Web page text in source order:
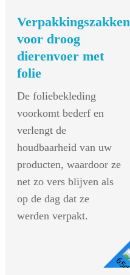
Verpakkingszakken
voor droog
dierenvoer met
folie
De foliebekleding
voorkomt bederf en
verlengt de
houdbaarheid van uw
producten, waardoor ze
net zo vers blijven als
op de dag dat ze
werden verpakt.